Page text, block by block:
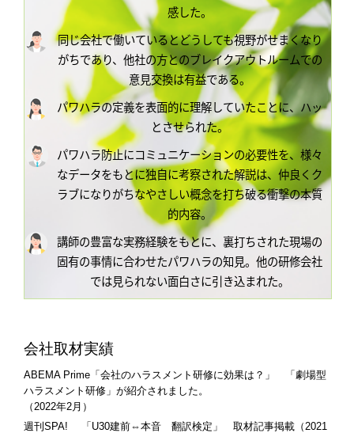
感した。
同じ会社で働いているとどうしても視野がせまくなり
がちであり、他社の方とのブレイクアウトルームでの
意見交換は有益である。
パワハラの定義を表面的に理解していたことに、ハッ
とさせられた。
パワハラ防止にコミュニケーションの必要性を、様々
なデータをもとに独自に考察された解説は、仲良くク
ラブになりがちなやさしい概念を打ち破る衝撃の本質
的内容。
講師の豊富な実務経験をもとに、裏打ちされた現場の
固有の事情に合わせたパワハラの知見。他の研修会社
では見られない面白さに引き込まれた。
会社取材実績
ABEMA Prime「会社のハラスメント研修に効果は？」 「劇場型
ハラスメント研修」が紹介されました。
（2022年2月）
週刊SPA! 「U30建前⇔本音 翻訳検定」 取材記事掲載（2021